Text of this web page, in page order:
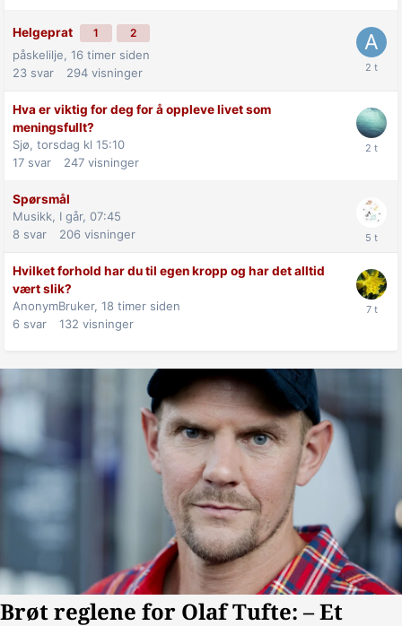
Helgeprat 1 2
påskelilje, 16 timer siden
23 svar 294 visninger
Hva er viktig for deg for å oppleve livet som
meningsfullt?
Sjø, torsdag kl 15:10
17 svar 247 visninger
Spørsmål
Musikk, I går, 07:45
8 svar 206 visninger
Hvilket forhold har du til egen kropp og har det alltid
vært slik?
AnonymBruker, 18 timer siden
6 svar 132 visninger